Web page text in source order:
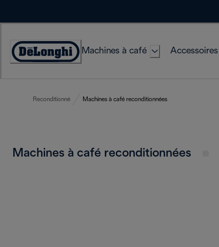
Déclaration
Machines à café Accessoires
Reconditionné Machines à café reconditionnées
Machines à café reconditionnées